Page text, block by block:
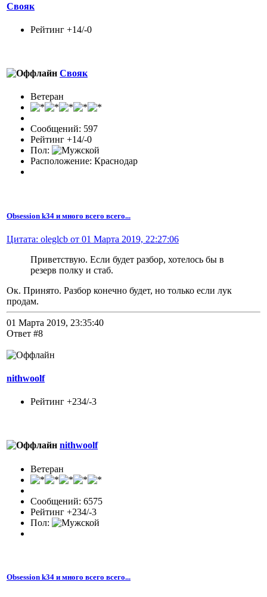
Свояк
Рейтинг +14/-0
Свояк
Ветеран
Сообщений: 597
Рейтинг +14/-0
Пол:
Расположение: Краснодар
Obsession k34 и много всего всего...
Цитата: oleglcb от 01 Марта 2019, 22:27:06
Приветствую. Если будет разбор, хотелось бы в
резерв полку и стаб.
Ок. Принято. Разбор конечно будет, но только если лук
продам.
01 Марта 2019, 23:35:40
Ответ #8
nithwoolf
Рейтинг +234/-3
nithwoolf
Ветеран
Сообщений: 6575
Рейтинг +234/-3
Пол:
Obsession k34 и много всего всего...